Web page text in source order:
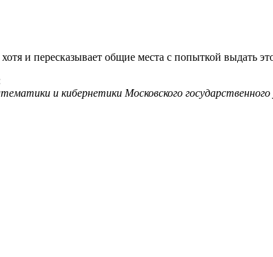
и пересказывает общие места с попыткой выдать
и кибернетики Московского